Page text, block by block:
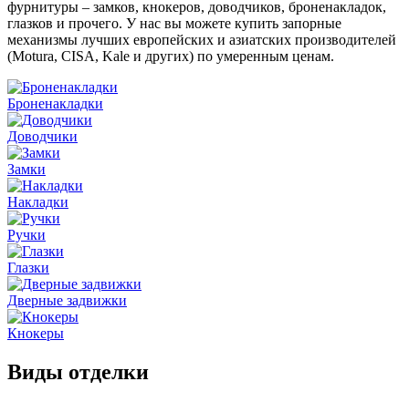
фурнитуры – замков, кнокеров, доводчиков, броненакладок,
глазков и прочего. У нас вы можете купить запорные
механизмы лучших европейских и азиатских производителей
(Motura, CISA, Kale и других) по умеренным ценам.
Броненакладки
Доводчики
Замки
Накладки
Ручки
Глазки
Дверные задвижки
Кнокеры
Виды отделки